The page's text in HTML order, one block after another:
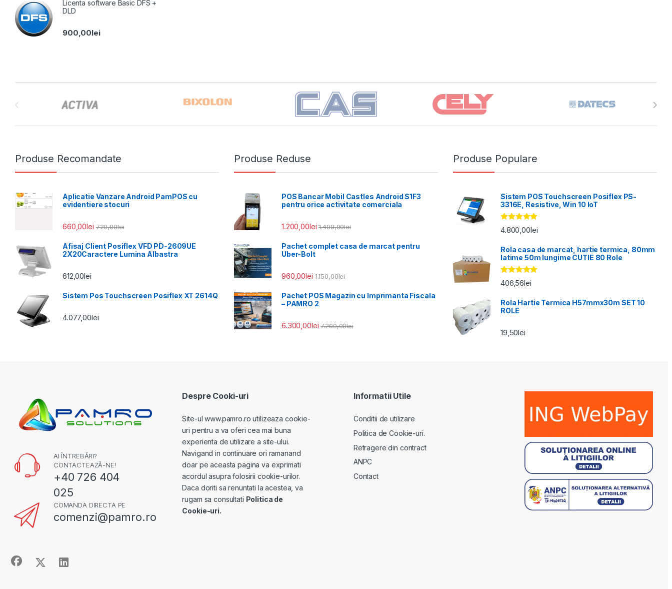
Licenta software Basic DFS +
DLD
900,00lei
Produse Recomandate
Aplicatie Vanzare Android PamPOS cu
evidentiere stocuri
660,00lei 720,00lei
Afisaj Client Posiflex VFD PD-2609UE
2X20Caractere Lumina Albastra
612,00lei
Sistem Pos Touchscreen Posiflex XT 2614Q
4.077,00lei
Produse Reduse
POS Bancar Mobil Castles Android S1F3
pentru orice activitate comerciala
1.200,00lei 1.400,00lei
Pachet complet casa de marcat pentru
Uber-Bolt
960,00lei 1.150,00lei
Pachet POS Magazin cu Imprimanta Fiscala
– PAMRO 2
6.300,00lei 7.200,00lei
Produse Populare
Sistem POS Touchscreen Posiflex PS-
3316E, Resistive, Win 10 IoT
Evaluat la
5.00din 5
4.800,00lei
Rola casa de marcat, hartie termica, 80mm
latime 50m lungime CUTIE 80 Role
Evaluat la
5.00din 5
406,56lei
Rola Hartie Termica H57mmx30m SET 10
ROLE
19,50lei
AI ÎNTREBĂRI?
CONTACTEAZĂ-NE!
+40 726 404
025
COMANDA DIRECTA PE
comenzi@pamro.ro
Despre Cooki-uri
Site-ul www.pamro.ro utilizeaza cookie-
uri pentru a va oferi cea mai buna
experienta de utilizare a site-ului.
Navigand in continuare ori ramanand
doar pe aceasta pagina va exprimati
acordul asupra folosirii cookie-urilor.
Daca doriti sa renuntati la acestea, va
rugam sa consultati Politica de
Cookie-uri.
Informatii Utile
Conditii de utilizare
Politica de Cookie-uri.
Retragere din contract
ANPC
Contact